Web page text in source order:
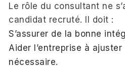
Le rôle du consultant ne
candidat recruté. Il doit :
S’assurer de la bonne
Aider l’entreprise à
nécessaire.